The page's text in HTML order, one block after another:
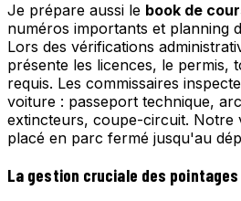
Je prépare aussi le book de
numéros importants et planning
Lors des vérifications
présente les licences, le permis,
requis. Les commissaires
voiture : passeport technique,
extincteurs, coupe-circuit. Notre
placé en parc fermé jusqu'au
La gestion cruciale des pointages